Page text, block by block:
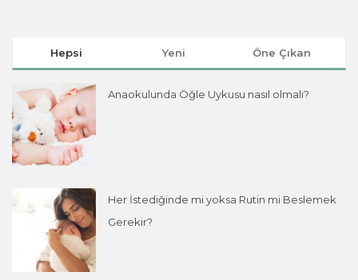
Hepsi Yeni Öne Çıkan
Anaokulunda Öğle Uykusu nasıl olmalı?
Her İstediğinde mi yoksa Rutin mi Beslemek
Gerekir?